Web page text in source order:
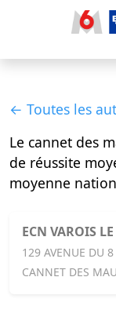
← Toutes les
Le cannet des
de réussite
moyenne
ECN VAROIS
129 AVENUE DU
CANNET DES